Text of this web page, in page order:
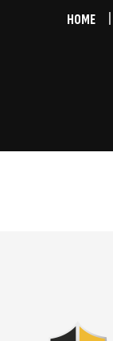
HOME